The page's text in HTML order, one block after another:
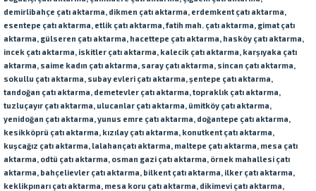
demirlibahçe çatı aktarma, dikmen çatı aktarma, erdemkentçatı aktarma,
esentepe çatı aktarma, etlik çatı aktarma, fatih mah. çatı aktarma, gimatçatı
aktarma, gülseren çatı aktarma, hacettepe çatı aktarma, hasköy çatı aktarma,
incek çatı aktarma, iskitler çatı aktarma, kalecik çatı aktarma, karşıyaka çatı
aktarma, saime kadın çatı aktarma, saray çatı aktarma, sincan çatı aktarma,
sokullu çatı aktarma, subay evleri çatı aktarma, şentepe çatı aktarma,
tandoğan çatı aktarma, demetevler çatı aktarma, topraklık çatı aktarma,
tuzluçayır çatı aktarma, ulucanlar çatı aktarma, ümitköy çatı aktarma,
yenidoğan çatı aktarma, yunus emre çatı aktarma, doğantepe çatı aktarma,
kesikköprü çatı aktarma, kızılay çatı aktarma, konutkentçatı aktarma,
kuşcağız çatı aktarma, lalahançatı aktarma, maltepe çatı aktarma, mesa çatı
aktarma, odtü çatı aktarma, osman gazi çatı aktarma, örnek mahallesi çatı
aktarma, bahçelievler çatı aktarma, bilkentçatı aktarma, ilker çatı aktarma,
keklikpınarı çatı aktarma, mesa koru çatı aktarma, dikimevi çatı aktarma,